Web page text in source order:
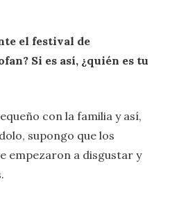
el festival de
Si es así, ¿quién es tu
con la familia y así,
supongo que los
empezaron a disgustar y